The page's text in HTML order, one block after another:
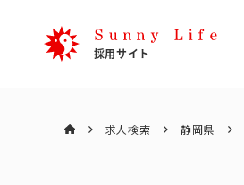
求人検索 静岡県